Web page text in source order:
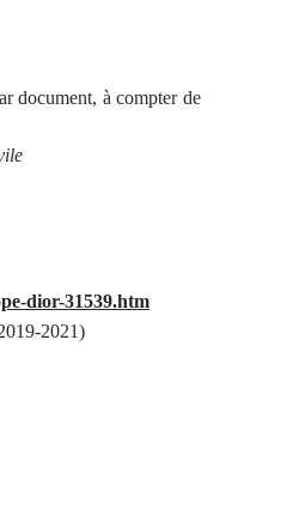
à compter de
dior-31539.htm
2021)